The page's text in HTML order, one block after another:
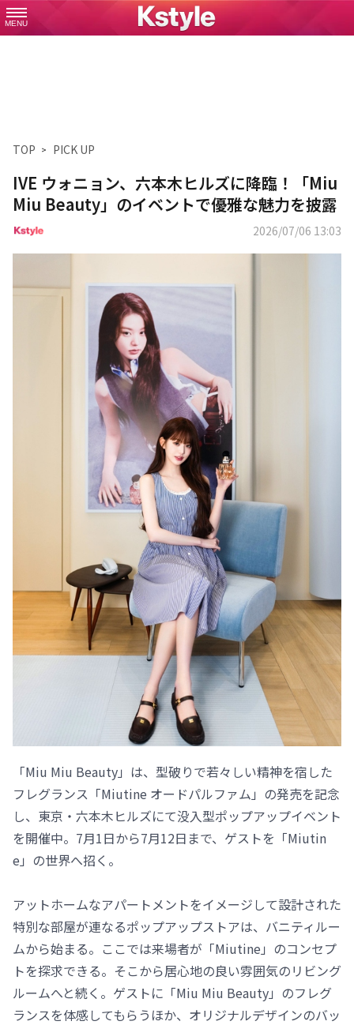
MENU
TOP PICK UP
IVE ウォニョン、六本木ヒルズに降臨！「Miu
Miu Beauty」のイベントで優雅な魅力を披露
2026/07/06 13:03
「Miu Miu Beauty」は、型破りで若々しい精神を宿した
フレグランス「Miutine オードパルファム」の発売を記念
し、東京・六本木ヒルズにて没入型ポップアップイベント
を開催中。7月1日から7月12日まで、ゲストを「Miutin
e」の世界へ招く。
アットホームなアパートメントをイメージして設計された
特別な部屋が連なるポップアップストアは、バニティルー
ムから始まる。ここでは来場者が「Miutine」のコンセプ
トを探求できる。そこから居心地の良い雰囲気のリビング
ルームへと続く。ゲストに「Miu Miu Beauty」のフレグ
ランスを体感してもらうほか、オリジナルデザインのバッ